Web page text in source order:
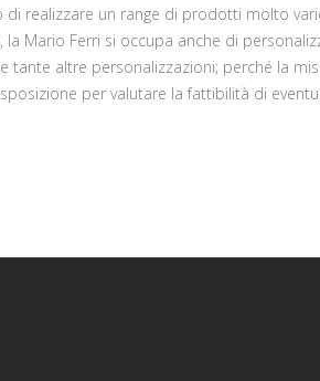
di realizzare un range di prodotti molto
Mario Ferri si occupa anche di
tante altre personalizzazioni; perché la
per valutare la fattibilità di